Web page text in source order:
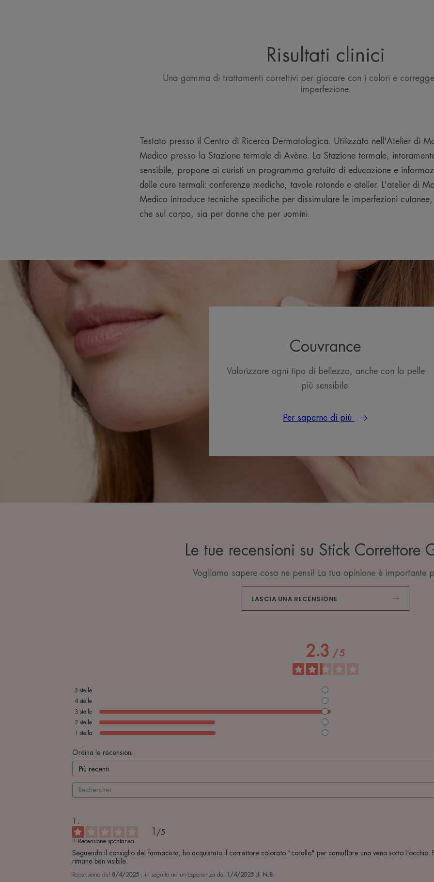
Risultati clinici
Una gamma di trattamenti correttivi per giocare con i colori e
imperfezione.
Testato presso il Centro di Ricerca Dermatologica. Utilizzato nell'Atelier di
Medico presso la Stazione termale di Avène. La Stazione termale,
sensibile, propone ai curisti un programma gratuito di educazione e
delle cure termali: conferenze mediche, tavole rotonde e atelier. L'atelier di
Medico introduce tecniche specifiche per dissimulare le imperfezioni
che sul corpo, sia per donne che per uomini.
Couvrance
Valorizzare ogni tipo di bellezza, anche con la pelle
più sensibile.
Per saperne di più
Le tue recensioni su Stick Correttore
Vogliamo sapere cosa ne pensi! La tua opinione è importante
LASCIA UNA RECENSIONE
2.3 / 5
5 stelle
4 stelle
3 stelle
2 stelle
stella
Ordina le recensioni
1 /5
Recensione spontanea
Seguendo il consiglio del farmacista, ho acquistato il correttore colorato "corallo" per camuffare una vena sotto l'occhio.
rimane ben visibile.
Recensione del 8/4/2025 , in seguito ad un'esperienza del 1/4/2025 di N.B.